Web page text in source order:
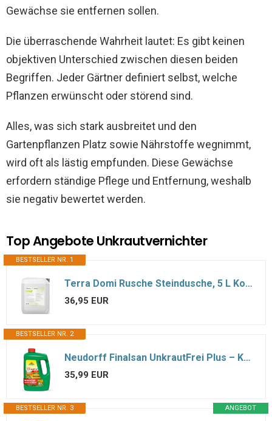
Gewächse sie entfernen sollen.
Die überraschende Wahrheit lautet: Es gibt keinen
objektiven Unterschied zwischen diesen beiden
Begriffen. Jeder Gärtner definiert selbst, welche
Pflanzen erwünscht oder störend sind.
Alles, was sich stark ausbreitet und den
Gartenpflanzen Platz sowie Nährstoffe wegnimmt,
wird oft als lästig empfunden. Diese Gewächse
erfordern ständige Pflege und Entfernung, weshalb
sie negativ bewertet werden.
Top Angebote Unkrautvernichter
BESTSELLER NR. 1
Terra Domi Rusche Steindusche, 5 L Konzentrat, Steinreiniger für bis zu 2000 m², Reinigungsmittel für saubere Wege & Plätze, Wegerein, biologisch abbaubar
36,95 EUR
BESTSELLER NR. 2
Neudorff Finalsan UnkrautFrei Plus – Kraftvoller, schnell wirkender Unkrautvernichter, der bis in die Wurzel wirkt. Konzentrat für 450 m², 2,5 Liter
35,99 EUR
ANGEBOT
BESTSELLER NR. 3